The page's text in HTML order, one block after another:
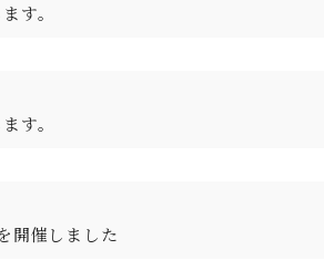
す。
す。
開催しました